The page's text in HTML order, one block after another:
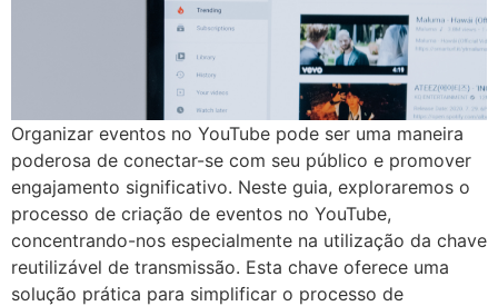
Organizar eventos no YouTube pode ser uma maneira
poderosa de conectar-se com seu público e promover
engajamento significativo. Neste guia, exploraremos o
processo de criação de eventos no YouTube,
concentrando-nos especialmente na utilização da chave
reutilizável de transmissão. Esta chave oferece uma
solução prática para simplificar o processo de